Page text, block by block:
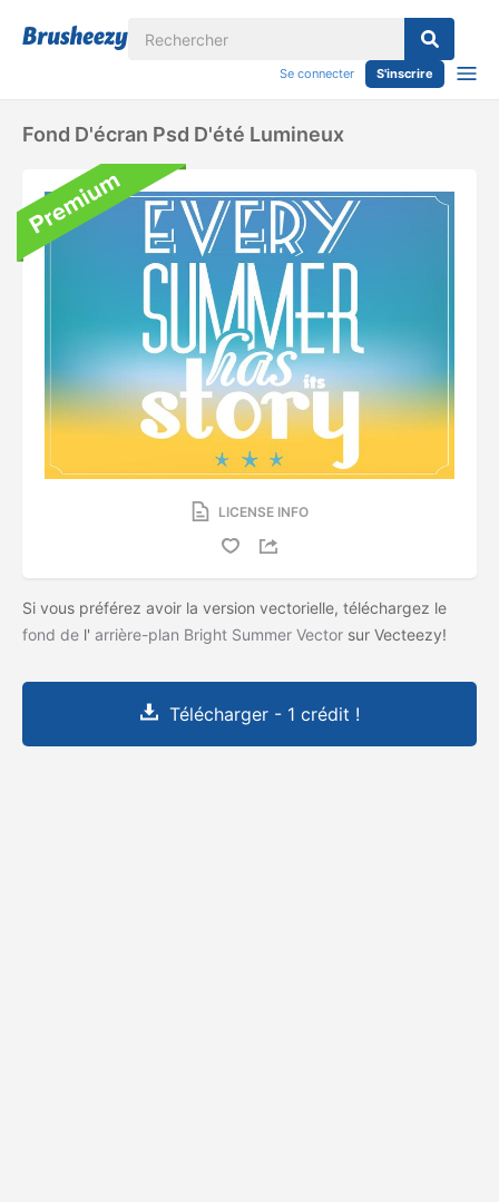
Se connecter S'inscrire
Fond D'écran Psd D'été Lumineux
LICENSE INFO
Si vous préférez avoir la version vectorielle, téléchargez le
fond de l' arrière-plan Bright Summer Vector sur Vecteezy!
Télécharger - 1 crédit !